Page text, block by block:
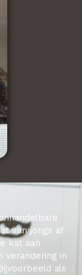
van jongs af
kat aan
verandering in
als